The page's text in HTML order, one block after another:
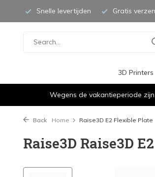
Snelle levertijden Gratis
3D Printers
Wegens de vakantieperiode
Back Home Raise3D E2 Flexible Plate
Raise3D Raise3D